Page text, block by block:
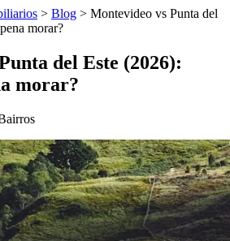
> Blog > Montevideo vs Punta del
morar?
del Este (2026):
morar?